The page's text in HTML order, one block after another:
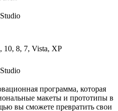
10, 8, 7, Vista, XP
программа, которая
макеты и прототипы в
вы сможете превратить свои